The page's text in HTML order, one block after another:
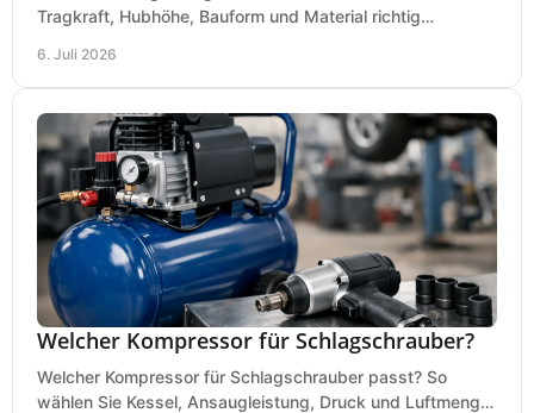
Tragkraft, Hubhöhe, Bauform und Material richtig
6. Juli 2026
Welcher Kompressor für Schlagschrauber?
Welcher Kompressor für Schlagschrauber passt? So
wählen Sie Kessel, Ansaugleistung, Druck und Luftmenge